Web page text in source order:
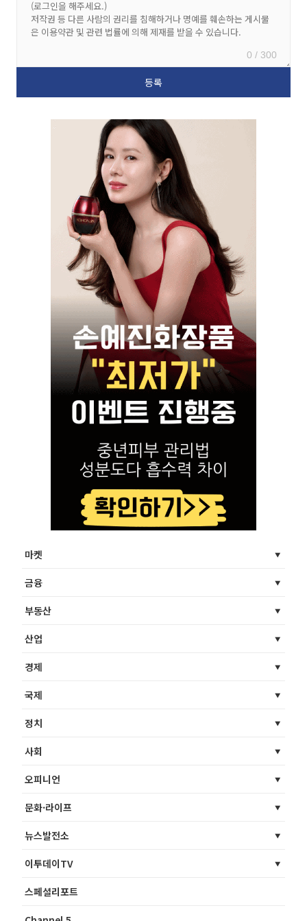
0 / 300
마켓
금융
부동산
산업
경제
국제
정치
사회
오피니언
문화·라이프
뉴스발전소
이투데이TV
스페셜리포트